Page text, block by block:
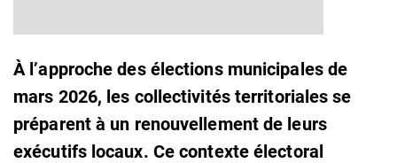
À l’approche des élections municipales de
mars 2026, les collectivités territoriales se
préparent à un renouvellement de leurs
exécutifs locaux. Ce contexte électoral